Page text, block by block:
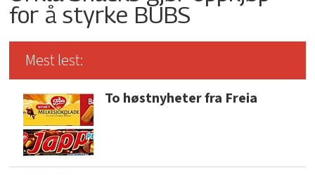
for å styrke BUBS
Mest lest:
To høstnyheter fra Freia